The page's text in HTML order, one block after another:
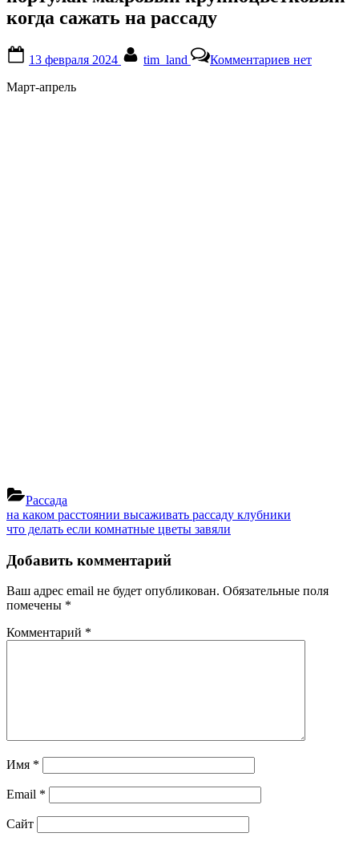
когда сажать на рассаду
on
13 февраля 2024 tim_land Комментариевзаписи
нет
Март-апрель
Рассада
Навигация
по
записям
Previous
Post:
на каком расстоянии высаживать рассаду клубники
Next
что делать если комнатные цветы завяли
Добавить комментарий
Ваш адрес email не будет опубликован. Обязательные поля
помечены *
Комментарий *
Имя *
Email *
Сайт